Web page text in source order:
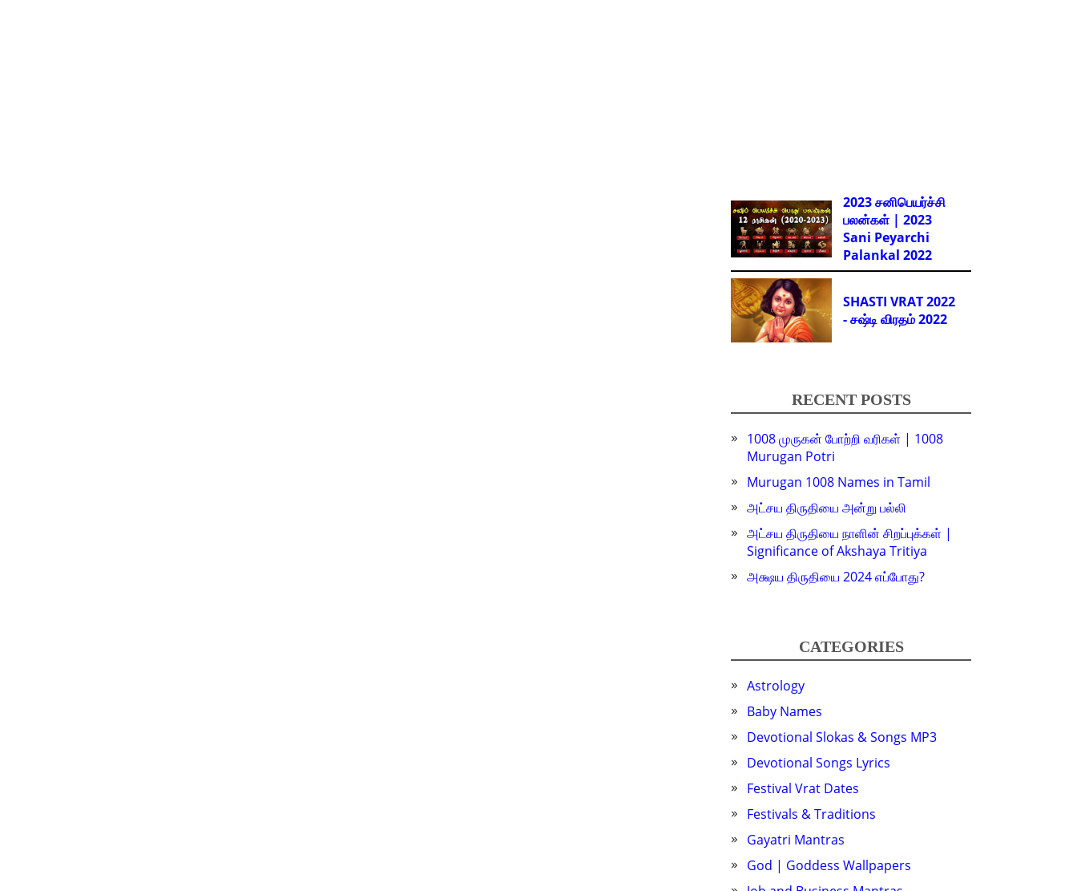
2023 சனிபெயர்ச்சி
பலன்கள் | 2023
Sani Peyarchi
Palankal 2022
SHASTI VRAT 2022
- சஷ்டி விரதம் 2022
RECENT POSTS
1008 முருகன் போற்றி வரிகள் | 1008
Murugan Potri
Murugan 1008 Names in Tamil
அட்சய திருதியை அன்று பல்லி
அட்சய திருதியை நாளின் சிறப்புக்கள் |
Significance of Akshaya Tritiya
அக்ஷய திருதியை 2024 எப்போது?
CATEGORIES
Astrology
Baby Names
Devotional Slokas & Songs MP3
Devotional Songs Lyrics
Festival Vrat Dates
Festivals & Traditions
Gayatri Mantras
God | Goddess Wallpapers